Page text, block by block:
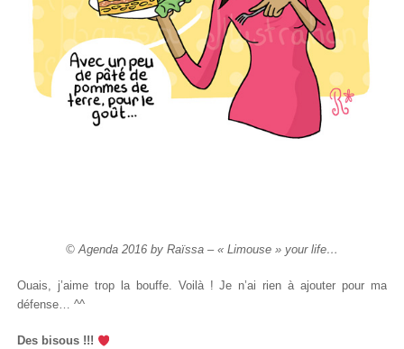
© Agenda 2016 by Raïssa – « Limouse » your life…
Ouais, j’aime trop la bouffe. Voilà ! Je n’ai rien à ajouter pour ma
défense… ^^
Des bisous !!!